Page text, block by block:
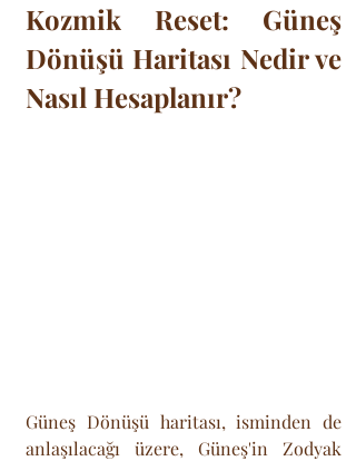
Kozmik Reset: Güneş
Dönüşü Haritası Nedir ve
Nasıl Hesaplanır?
Güneş Dönüşü haritası, isminden de
anlaşılacağı üzere, Güneş'in Zodyak